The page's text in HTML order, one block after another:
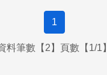
1
料筆數【2】頁數【1/1】